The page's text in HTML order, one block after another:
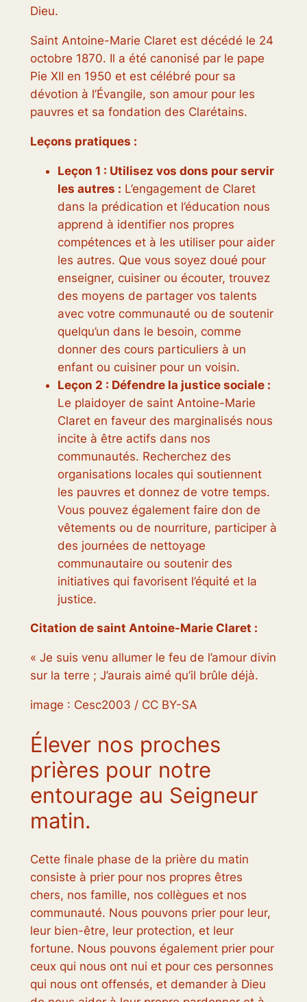
Dieu.
Saint Antoine-Marie Claret est décédé le 24
octobre 1870. Il a été canonisé par le pape
Pie XII en 1950 et est célébré pour sa
dévotion à l’Évangile, son amour pour les
pauvres et sa fondation des Clarétains.
Leçons pratiques :
Leçon 1 : Utilisez vos dons pour servir
les autres : L’engagement de Claret
dans la prédication et l’éducation nous
apprend à identifier nos propres
compétences et à les utiliser pour aider
les autres. Que vous soyez doué pour
enseigner, cuisiner ou écouter, trouvez
des moyens de partager vos talents
avec votre communauté ou de soutenir
quelqu’un dans le besoin, comme
donner des cours particuliers à un
enfant ou cuisiner pour un voisin.
Leçon 2 : Défendre la justice sociale :
Le plaidoyer de saint Antoine-Marie
Claret en faveur des marginalisés nous
incite à être actifs dans nos
communautés. Recherchez des
organisations locales qui soutiennent
les pauvres et donnez de votre temps.
Vous pouvez également faire don de
vêtements ou de nourriture, participer à
des journées de nettoyage
communautaire ou soutenir des
initiatives qui favorisent l’équité et la
justice.
Citation de saint Antoine-Marie Claret :
« Je suis venu allumer le feu de l’amour divin
sur la terre ; J’aurais aimé qu’il brûle déjà.
image : Cesc2003 / CC BY-SA
Élever nos proches
prières pour notre
entourage au Seigneur
matin.
Cette finale phase de la prière du matin
consiste à prier pour nos propres êtres
chers, nos famille, nos collègues et nos
communauté. Nous pouvons prier pour leur,
leur bien-être, leur protection, et leur
fortune. Nous pouvons également prier pour
ceux qui nous ont nui et pour ces personnes
qui nous ont offensés, et demander à Dieu